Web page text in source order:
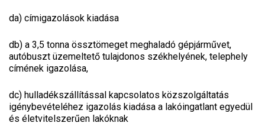
da) címigazolások kiadása
db) a 3,5 tonna össztömeget meghaladó gépjárművet,
autóbuszt üzemeltető tulajdonos székhelyének, telephely
címének igazolása,
dc) hulladékszállítással kapcsolatos közszolgáltatás
igénybevételéhez igazolás kiadása a lakóingatlant egyedül
és életvitelszerűen lakóknak